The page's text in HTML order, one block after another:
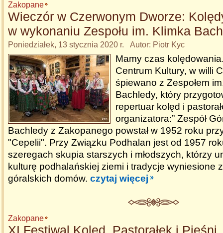
Zakopane
Wieczór w Czerwonym Dworze:
w wykonaniu Zespołu im. Klimka
Poniedziałek, 13 stycznia 2020 r. Autor: Piotr Kyc
Mamy czas
Centrum Kultury, w willi
śpiewano z Zespołem
Bachledy, który
repertuar kolęd i
organizatora:” Zespół
Bachledy z Zakopanego powstał w 1952 roku
"Cepelii". Przy Związku Podhalan jest od 1957
szeregach skupia starszych i młodszych, którzy
kulturę podhalańskiej ziemi i tradycje wyniesione
góralskich domów. czytaj więcej
Zakopane
XI Festiwal Kolęd, Pastorałek i Pieśni